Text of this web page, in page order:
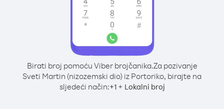
Birati broj pomoću Viber brojčanika.Za pozivanje
Sveti Martin (nizozemski dio) iz Portoriko, birajte na
sljedeći način:+1+ Lokalni broj